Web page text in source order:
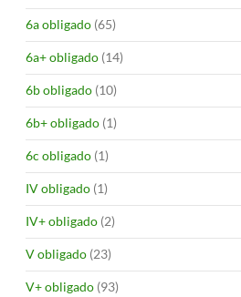
6a obligado (65)
6a+ obligado (14)
6b obligado (10)
6b+ obligado (1)
6c obligado (1)
IV obligado (1)
IV+ obligado (2)
V obligado (23)
V+ obligado (93)